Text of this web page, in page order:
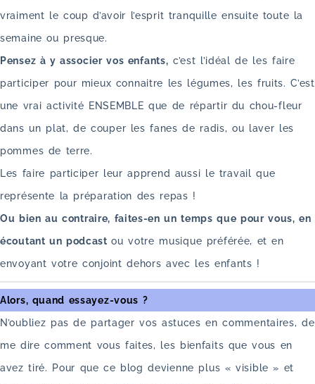
vraiment le coup d’avoir l’esprit tranquille ensuite toute la
semaine ou presque.
Pensez à y associer vos enfants, c’est l’idéal de les faire
participer pour mieux connaitre les légumes, les fruits. C’est
une vrai activité ENSEMBLE que de répartir du chou-fleur
dans un plat, de couper les fanes de radis, ou laver les
pommes de terre.
Les faire participer leur apprend aussi le travail que
représente la préparation des repas !
Ou bien au contraire, faites-en un temps que pour vous, en
écoutant un podcastou votre musique préférée, et en
envoyant votre conjoint dehors avec les enfants !
Alors, quand essayez-vous ?
N’oubliez pas de partager vos astuces en commentaires, de
me dire comment vous faites, les bienfaits que vous en
avez tiré. Pour que ce blog devienne plus « visible » et